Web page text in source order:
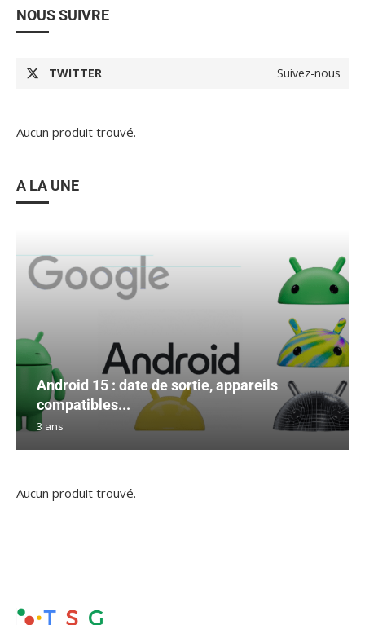
NOUS SUIVRE
TWITTER Suivez-nous
Aucun produit trouvé.
A LA UNE
Android 15 : date de sortie, appareils
compatibles...
3 ans
Aucun produit trouvé.